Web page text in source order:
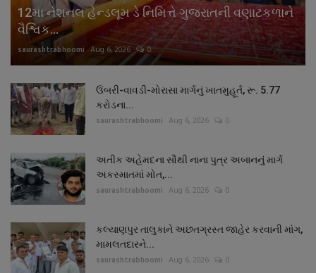
12મા નેશનલ હેન્ડલૂમ ડે નિમિત્તે ગુજરાતની વણાટકળાને
વૈશ્વિક...
saurashtrabhoomi Aug 6, 2026 0
ઉંબરી-વાવડી-મોરાસા માર્ગનું ખાતમુહૂર્ત, રૂ. 5.77
કરોડના...
saurashtrabhoomi Aug 6, 2026 0
અતીક અહેમદના સૌથી નાના પુત્ર અબાનનું માર્ગ
અકસ્માતમાં મોત,...
saurashtrabhoomi Aug 6, 2026 0
કલ્યાણપુર તાલુકાને અછતગ્રસ્ત જાહેર કરવાની માંગ,
મામલતદારને...
saurashtrabhoomi Aug 6, 2026 0